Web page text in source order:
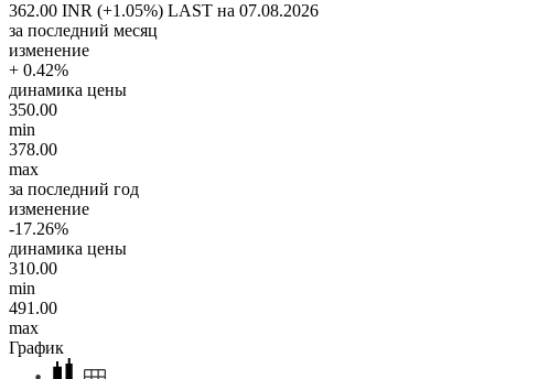
362.00 INR (+1.05%) LAST на 07.08.2026
за последний месяц
изменение
+ 0.42%
динамика цены
350.00
min
378.00
max
за последний год
изменение
-17.26%
динамика цены
310.00
min
491.00
max
График